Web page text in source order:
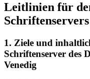
Leitlinien für
Schriftenservers
1. Ziele und
Schriftenserver des
Venedig